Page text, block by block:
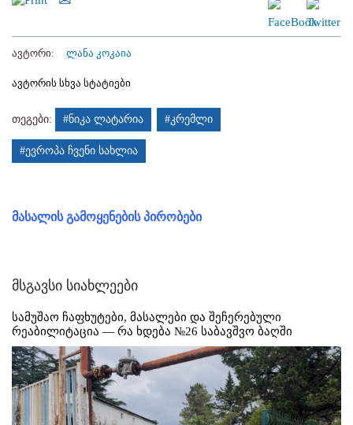
ავტორი: ლანა კოკაია
ავტორის სხვა სტატიები
თეგები: #ნიკა ლატარია #კრემლი
#ევროპა ჩვენი სახლია
მასალის გამოყენების პირობები
მსგავსი სიახლეები
სამუშაო ჩაფხუტები, მასალები და შეჩერებული
რეაბილიტაცია — რა ხდება №26 საბავშვო ბაღში